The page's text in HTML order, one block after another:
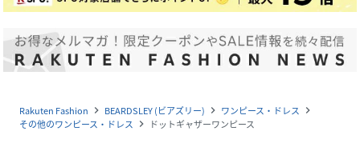
Rakuten Fashion navigate_next BEARDSLEY (ビアズリー) navigate_next ワンピース・ドレス navigate_next
その他のワンピース・ドレス navigate_next ドットギャザーワンピース